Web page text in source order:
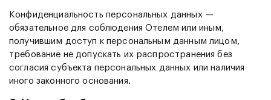
Конфиденциальность персональных данных —
обязательное для соблюдения Отелем или иным,
получившим доступ к персональным данным лицом,
требование не допускать их распространения без
согласия субъекта персональных данных или наличия
иного законного основания.